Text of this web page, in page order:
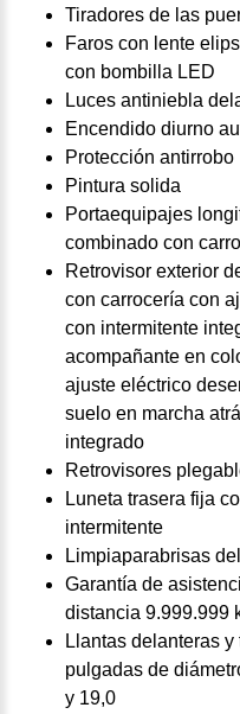
Tiradores de las
Faros con lente
con bombilla LED
Luces antiniebla
Encendido diurno
Protección antirrobo
Pintura solida
Portaequipajes
combinado con
Retrovisor exterior
con carrocería con
con intermitente
acompañante en
ajuste eléctrico
suelo en marcha
integrado
Retrovisores
Luneta trasera fija
intermitente
Limpiaparabrisas
Garantía de
distancia 9.999.999
Llantas delanteras
pulgadas de
y 19,0